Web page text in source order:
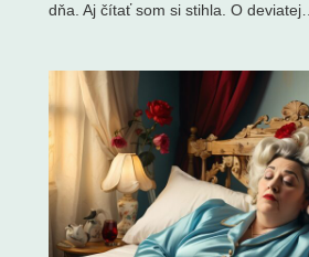
dňa. Aj čítať som si stihla. O